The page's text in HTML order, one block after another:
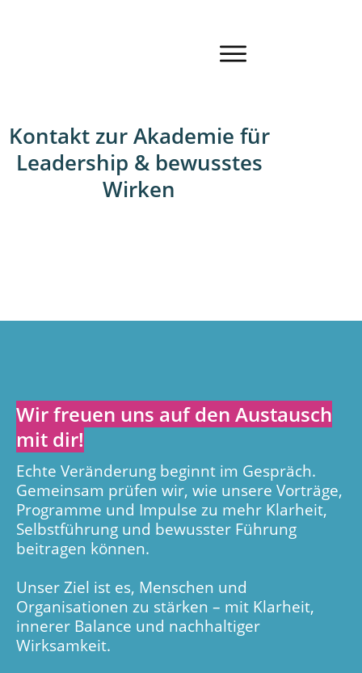
Kontakt zur Akademie für
Leadership & bewusstes
Wirken
Wir freuen uns auf den Austausch
mit dir!
Echte Veränderung beginnt im Gespräch.
Gemeinsam prüfen wir, wie unsere Vorträge,
Programme und Impulse zu mehr Klarheit,
Selbstführung und bewusster Führung
beitragen können.
Unser Ziel ist es, Menschen und
Organisationen zu stärken – mit Klarheit,
innerer Balance und nachhaltiger
Wirksamkeit.